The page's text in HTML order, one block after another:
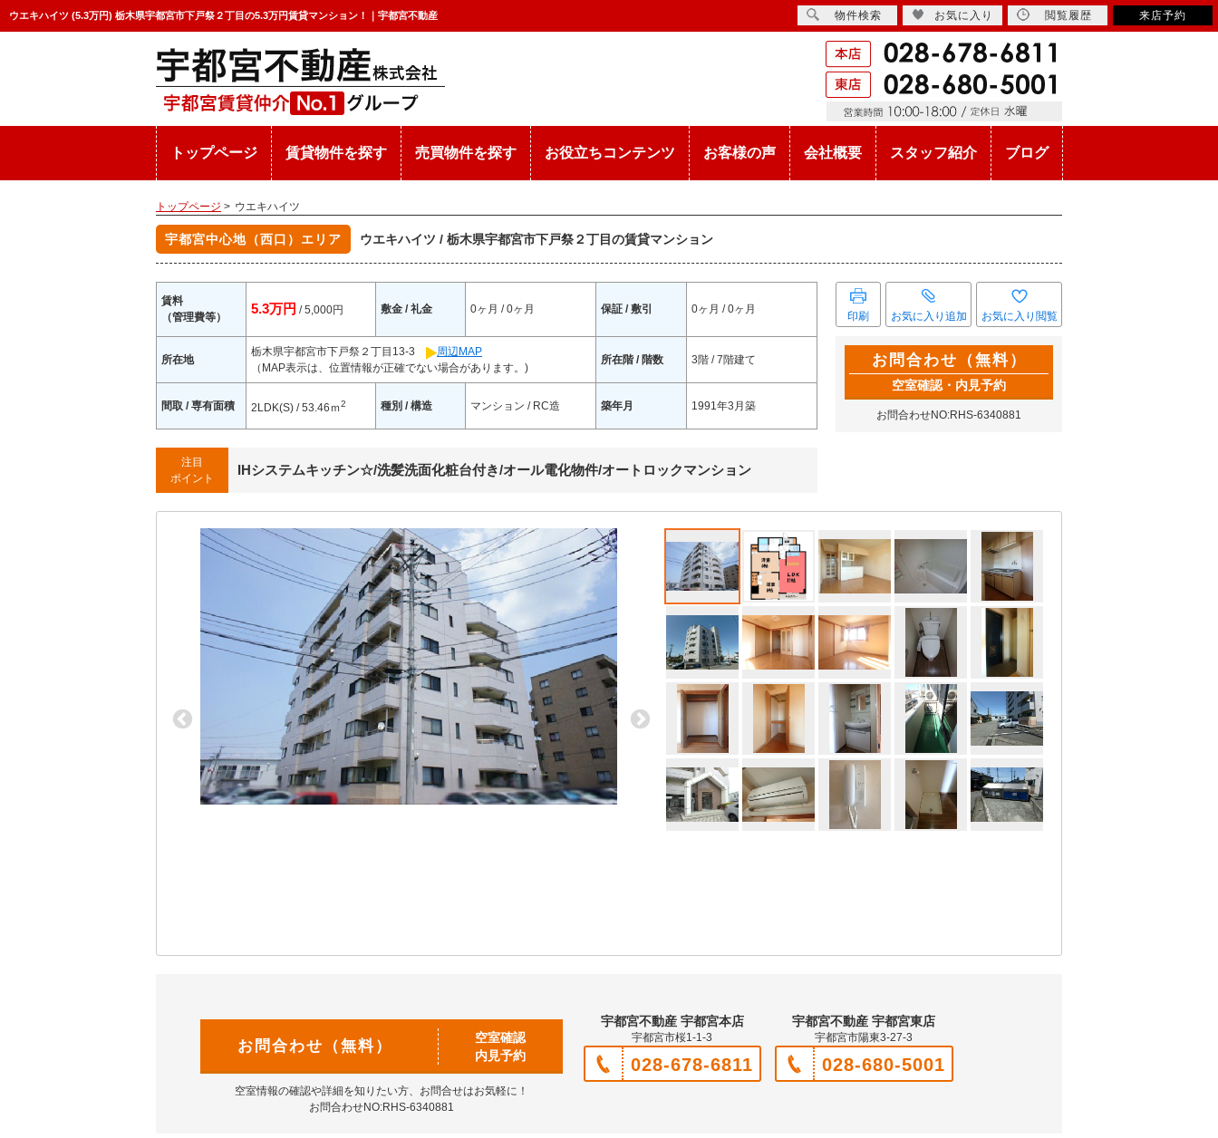
ウエキハイツ (5.3万円) 栃木県宇都宮市下戸祭２丁目の5.3万円賃貸マンション！｜宇都宮不動産 物件検索 お気に入り 閲覧履歴 来店予約
トップページ 賃貸物件を探す 売買物件を探す お役立ちコンテンツ お客様の声 会社概要 スタッフ紹介 ブログ
トップページ > ウエキハイツ
宇都宮中心地（西口）エリア ウエキハイツ / 栃木県宇都宮市下戸祭２丁目の賃貸マンション
賃料
（管理費等）
5.3万円 / 5,000円 敷金 / 礼金 0ヶ月 / 0ヶ月 保証 / 敷引 0ヶ月 / 0ヶ月
所在地
栃木県宇都宮市下戸祭２丁目13-3
周辺MAP
（MAP表示は、位置情報が正確でない場合があります。)
所在階 / 階数 3階 / 7階建て
間取 / 専有面積 2LDK(S) / 53.46ｍ2 種別 / 構造 マンション / RC造 築年月 1991年3月築
注目
ポイント
IHシステムキッチン☆/洗髪洗面化粧台付き/オール電化物件/オートロックマンション
印刷 お気に入り追加 お気に入り閲覧
お問合わせ（無料）
空室確認・内見予約
お問合わせNO:RHS-6340881
お問合わせ（無料）
空室確認
内見予約
空室情報の確認や詳細を知りたい方、お問合せはお気軽に！
お問合わせNO:RHS-6340881
宇都宮不動産 宇都宮本店
宇都宮市桜1-1-3
028-678-6811
宇都宮不動産 宇都宮東店
宇都宮市陽東3-27-3
028-680-5001